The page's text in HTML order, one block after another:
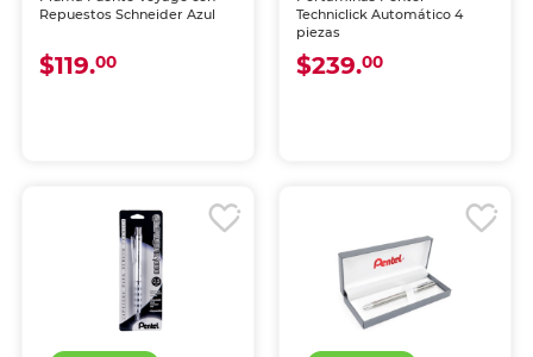
Repuestos Schneider Azul
$119.00
Techniclick Automático 4
piezas
$239.00